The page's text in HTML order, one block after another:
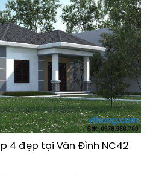
4 đẹp tại Vân Đình NC42